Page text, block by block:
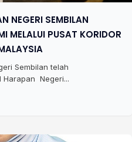
NEGERI SEMBILAN
MELALUI PUSAT KORIDOR
Sembilan telah
Harapan Negeri...